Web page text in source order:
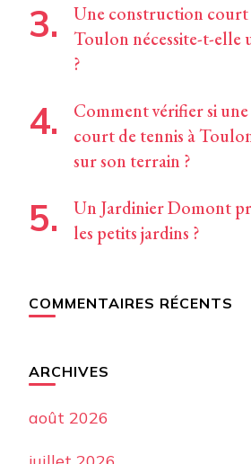
Une construction court
Toulon nécessite-t-elle
?
Comment vérifier si
court de tennis à
sur son terrain ?
Un Jardinier Domont
les petits jardins ?
COMMENTAIRES RÉCENTS
ARCHIVES
août 2026